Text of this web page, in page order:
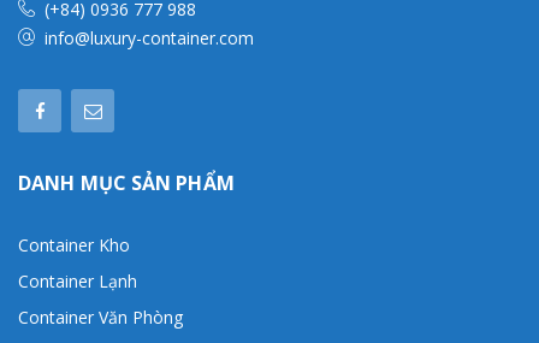
(+84) 0936 777 988
info@luxury-container.com
DANH MỤC SẢN PHẨM
Container Kho
Container Lạnh
Container Văn Phòng